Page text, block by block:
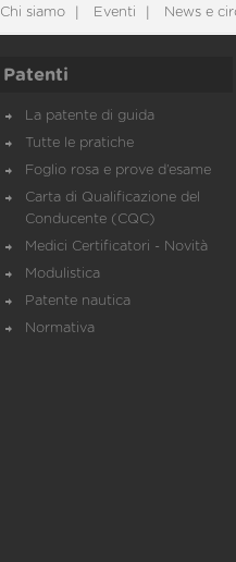
Chi siamo Eventi News e
Patenti
La patente di guida
Tutte le pratiche
Foglio rosa e prove d’esame
Carta di Qualificazione del
Conducente (CQC)
Medici Certificatori - Novità
Modulistica
Patente nautica
Normativa